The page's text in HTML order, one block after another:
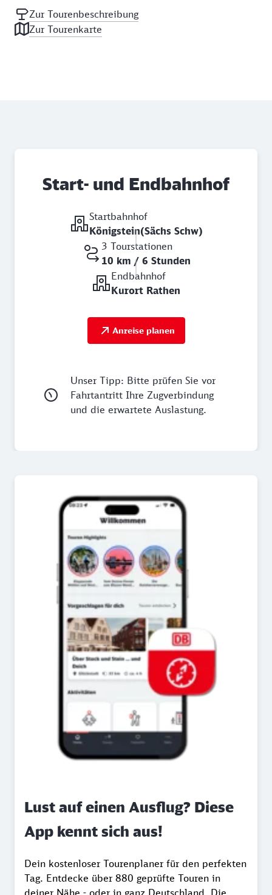
Zur Tourenbeschreibung
Zur Tourenkarte
Start- und Endbahnhof
Startbahnhof
Königstein(Sächs Schw)
3 Tourstationen
10 km / 6 Stunden
Endbahnhof
Kurort Rathen
Anreise planen
Unser Tipp: Bitte prüfen Sie vor
Fahrtantritt Ihre Zugverbindung
und die erwartete Auslastung.
Lust auf einen Ausflug? Diese
App kennt sich aus!
Dein kostenloser Tourenplaner für den perfekten
Tag. Entdecke über 880 geprüfte Touren in
deiner Nähe - oder in ganz Deutschland. Die